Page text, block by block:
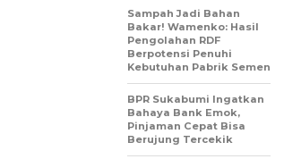
Sampah Jadi Bahan
Bakar! Wamenko: Hasil
Pengolahan RDF
Berpotensi Penuhi
Kebutuhan Pabrik Semen
BPR Sukabumi Ingatkan
Bahaya Bank Emok,
Pinjaman Cepat Bisa
Berujung Tercekik